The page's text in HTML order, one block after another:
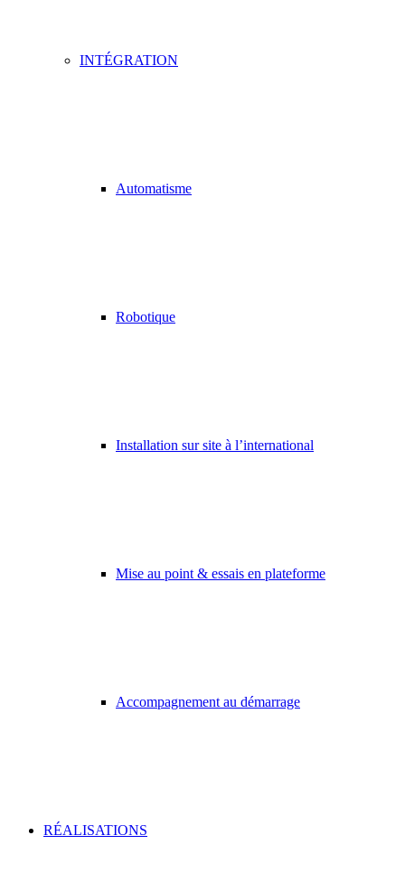
INTÉGRATION
Automatisme
Robotique
Installation sur site à l’international
Mise au point & essais en plateforme
Accompagnement au démarrage
RÉALISATIONS